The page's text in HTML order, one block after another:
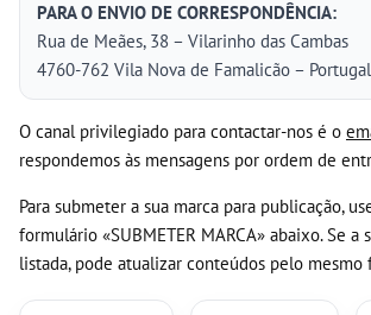
PARA O ENVIO DE CORRESPONDÊNCIA:
Rua de Meães, 38 – Vilarinho das Cambas
4760-762 Vila Nova de Famalicão – Portugal
O canal privilegiado para contactar-nos é o
respondemos às mensagens por ordem de
Para submeter a sua marca para publicação,
formulário «SUBMETER MARCA» abaixo. Se a
listada, pode atualizar conteúdos pelo mesmo